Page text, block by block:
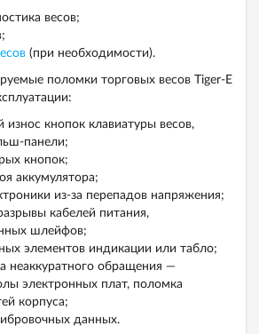
весов;
(при необходимости).
поломки торговых весов Tiger-Е
износ кнопок клавиатуры весов,
панели;
кнопок;
аккумулятора;
из-за перепадов напряжения;
кабелей питания,
шлейфов;
элементов индикации или табло;
неаккуратного обращения —
электронных плат, поломка
корпуса;
данных.